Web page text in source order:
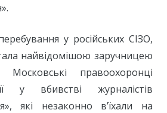
у російських СІЗО,
найвідомішою заручницею
правоохоронці
у вбивстві журналістів
які незаконно в’їхали на